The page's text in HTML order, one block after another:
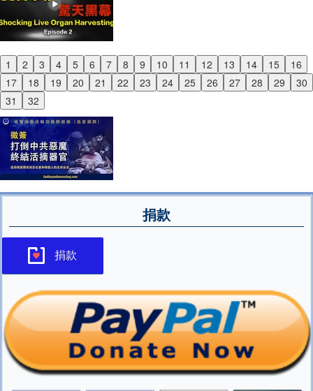
1 2 3 4 5 6 7 8 9 10 11 12 13 14 15
16
17
18 19 20 21 22 23 24 25 26 27 28 29
30
31
32
Previous
Next
捐款
捐款